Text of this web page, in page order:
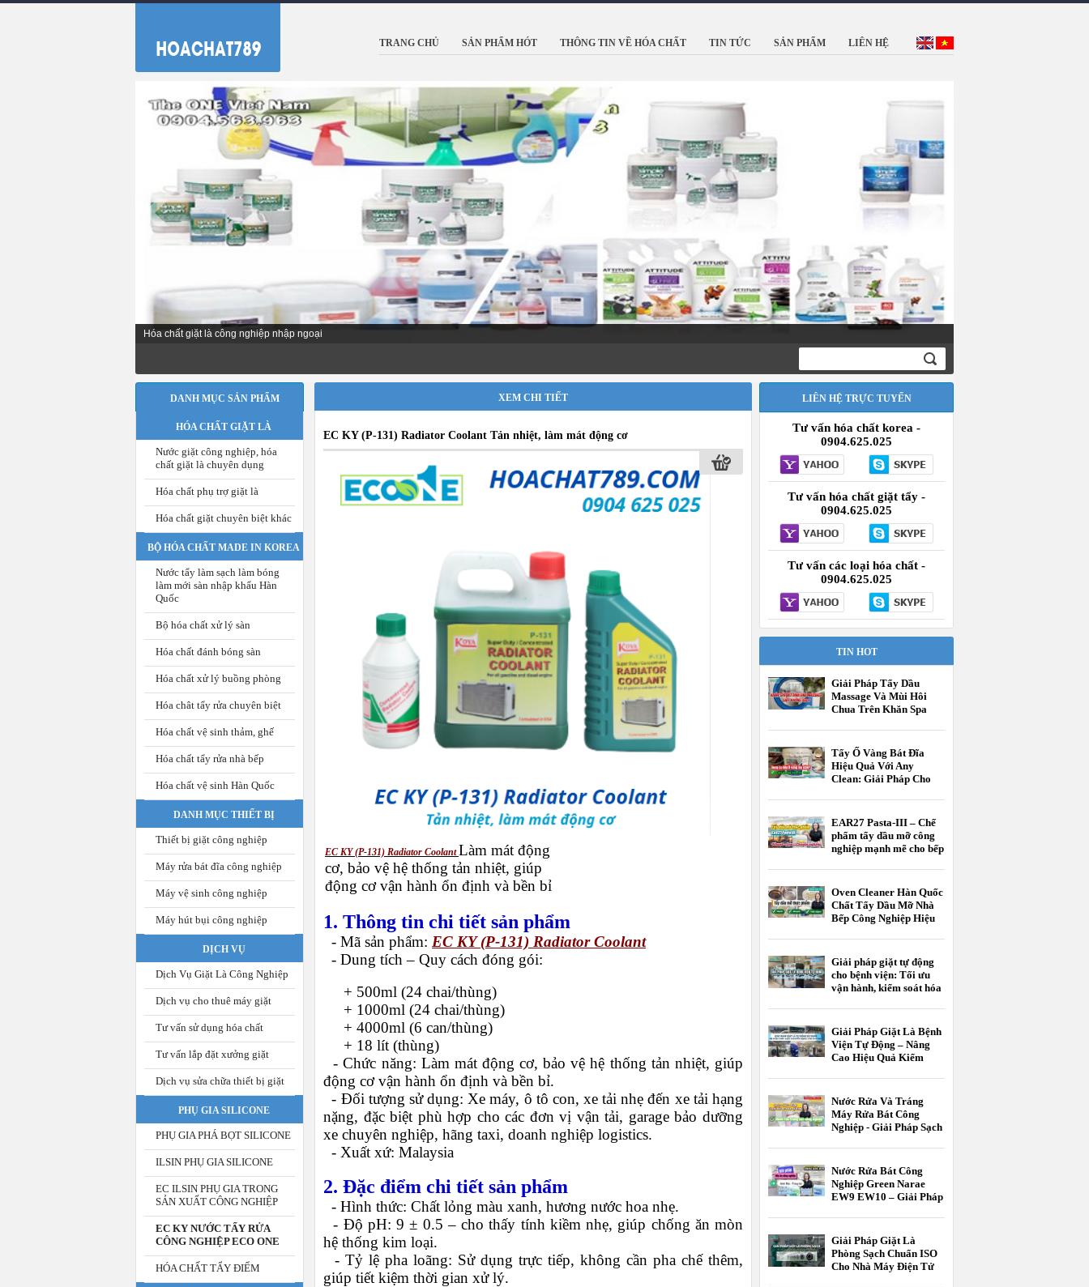
TRANG CHỦ SẢN PHẨM HÓT THÔNG TIN VỀ HÓA CHẤT TIN TỨC SẢN PHẨM LIÊN HỆ
Hóa chất giặt là công nghiệp nhập ngoại
DANH MỤC SẢN PHẨM
HÓA CHẤT GIẶT LÀ
Nước giặt công nghiệp, hóa
chất giặt là chuyên dụng
Hóa chất phụ trợ giặt là
Hóa chất giặt chuyên biệt khác
BỘ HÓA CHẤT MADE IN KOREA
Nước tẩy làm sạch làm bóng
làm mới sàn nhập khẩu Hàn
Quốc
Bộ hóa chất xử lý sàn
Hóa chất đánh bóng sàn
Hóa chất xử lý buồng phòng
Hóa chât tẩy rửa chuyên biệt
Hóa chất vệ sinh thảm, ghế
Hóa chất tẩy rửa nhà bếp
Hóa chất vệ sinh Hàn Quốc
DANH MỤC THIẾT BỊ
Thiết bị giặt công nghiệp
Máy rửa bát đĩa công nghiệp
Máy vệ sinh công nghiệp
Máy hút bụi công nghiệp
DỊCH VỤ
Dịch Vụ Giặt Là Công Nghiệp
Dịch vụ cho thuê máy giặt
Tư vấn sử dụng hóa chất
Tư vấn lắp đặt xưởng giặt
Dịch vụ sửa chữa thiết bị giặt
PHỤ GIA SILICONE
PHỤ GIA PHÁ BỌT SILICONE
ILSIN PHỤ GIA SILICONE
EC ILSIN PHỤ GIA TRONG
SẢN XUẤT CÔNG NGHIỆP
EC KY NƯỚC TẨY RỬA
CÔNG NGHIỆP ECO ONE
HÓA CHẤT TẨY ĐIỂM
XEM CHI TIẾT
EC KY (P-131) Radiator Coolant Tản nhiệt, làm mát động cơ
EC KY (P-131) Radiator Coolant Làm mát động
cơ, bảo vệ hệ thống tản nhiệt, giúp
động cơ vận hành ổn định và bền bỉ
1. Thông tin chi tiết sản phẩm
- Mã sản phẩm: EC KY (P-131) Radiator Coolant
- Dung tích – Quy cách đóng gói:
+ 500ml (24 chai/thùng)
+ 1000ml (24 chai/thùng)
+ 4000ml (6 can/thùng)
+ 18 lít (thùng)
-Chức năng: Làm mát động cơ, bảo vệ hệ thống tản nhiệt, giúp
động cơ vận hành ổn định và bền bỉ.
- Đối tượng sử dụng: Xe máy, ô tô con, xe tải nhẹ đến xe tải hạng
nặng, đặc biệt phù hợp cho các đơn vị vận tải, garage bảo dưỡng
xe chuyên nghiệp, hãng taxi, doanh nghiệp logistics.
- Xuất xứ: Malaysia
2. Đặc điểm chi tiết sản phẩm
- Hình thức: Chất lỏng màu xanh, hương nước hoa nhẹ.
- Độ pH: 9 ± 0.5 – cho thấy tính kiềm nhẹ, giúp chống ăn mòn
hệ thống kim loại.
- Tỷ lệ pha loãng: Sử dụng trực tiếp, không cần pha chế thêm,
giúp tiết kiệm thời gian xử lý.
LIÊN HỆ TRỰC TUYẾN
Tư vấn hóa chất korea -
0904.625.025
Tư vấn hóa chất giặt tẩy -
0904.625.025
Tư vấn các loại hóa chất -
0904.625.025
TIN HOT
Giải Pháp Tẩy Dầu
Massage Và Mùi Hôi
Chua Trên Khăn Spa
Tẩy Ố Vàng Bát Đĩa
Hiệu Quả Với Any
Clean: Giải Pháp Cho
EAR27 Pasta-III – Chế
phẩm tẩy dầu mỡ công
nghiệp mạnh mẽ cho bếp
phẩm
Oven Cleaner Hàn Quốc
Chất Tẩy Dầu Mỡ Nhà
Bếp Công Nghiệp Hiệu
Giải pháp giặt tự động
cho bệnh viện: Tối ưu
vận hành, kiểm soát hóa
Giải Pháp Giặt Là Bệnh
Viện Tự Động – Nâng
Cao Hiệu Quả Kiểm
Hành
Nước Rửa Và Tráng
Máy Rửa Bát Công
Nghiệp - Giải Pháp Sạch
Nước Rửa Bát Công
Nghiệp Green Narae
EW9 EW10 – Giải Pháp
Giải Pháp Giặt Là
Phòng Sạch Chuẩn ISO
Cho Nhà Máy Điện Tử